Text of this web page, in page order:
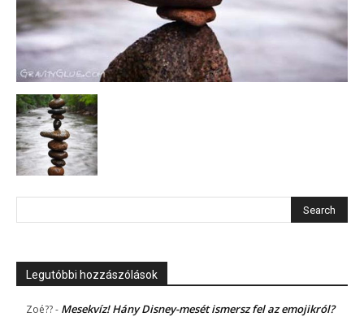
Legutóbbi hozzászólások
Zoé??- Mesekvíz! Hány Disney-mesét ismersz fel az emojikról?